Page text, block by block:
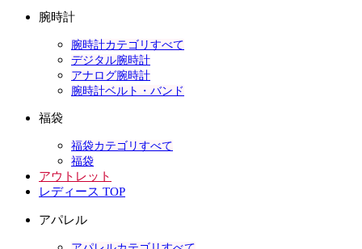
腕時計
腕時計カテゴリすべて
デジタル腕時計
アナログ腕時計
腕時計ベルト・バンド
福袋
福袋カテゴリすべて
福袋
アウトレット
レディース TOP
アパレル